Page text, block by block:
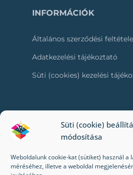
Süti (cookie)
módosítása
Weboldalunk cookie-kat (sütiket) használ a
méréséhez, illetve a weboldal
INFORMÁCIÓK
Általános szerződési
Adatkezelési tájékoztató
Süti (cookies) kezelési
RÓLUNK
Kik vagyunk mi?